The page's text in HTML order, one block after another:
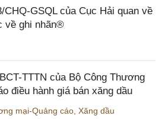
CHQ-GSQL của Cục Hải quan về
về ghi nhãn®
TTTN của Bộ Công Thương
điều hành giá bán xăng dầu
mại-Quảng cáo Xăng dầu